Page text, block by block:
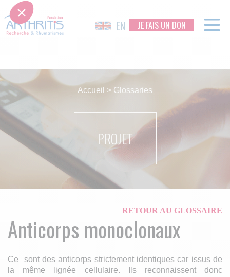
Skip
to
content
EN JE FAIS UN DON
Accueil > Glossaries
PROJET
RETOUR AU GLOSSAIRE
Anticorps monoclonaux
Ce sont des anticorps strictement identiques car issus de
la même lignée cellulaire. Ils reconnaissent donc